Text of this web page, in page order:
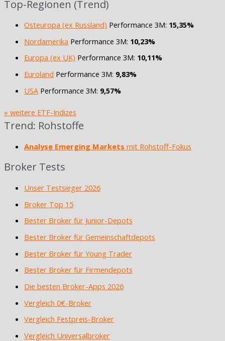
Top-Regionen (Trend)
Osteuropa (ex Russland) Performance 3M: 15,35%
Nordamerika Performance 3M: 10,23%
Europa (ex UK) Performance 3M: 10,11%
Euroland Performance 3M: 9,83%
USA Performance 3M: 9,57%
» weitere ETF-Indizes
Trend: Rohstoffe
Analyse Emerging Markets mit Rohstoff-Fokus
Broker Tests
Unser Testsieger 2026
Broker Top 15
Bester Broker für Junior-Depots
Bester Broker für Gemeinschaftdepots
Bester Broker für Young Trader
Bester Broker für Firmendepots
Die besten Broker-Apps 2026
Vergleich 0€-Broker
Vergleich Festpreis-Broker
Vergleich Universalbroker